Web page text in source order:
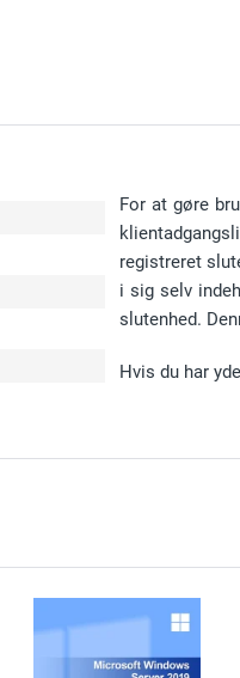
For at gøre
registreret
i sig selv
slutenhed.
Hvis du har